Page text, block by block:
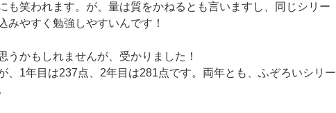
も笑われます。が、量は質をかねるとも言いますし、同じシリー
みやすく勉強しやすいんです！
かもしれませんが、受かりました！
、1年目は237点、2年目は281点です。両年とも、ふぞろいシリー